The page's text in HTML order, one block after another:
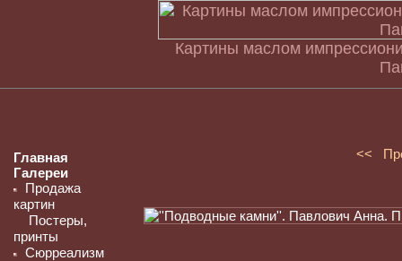
Картины маслом
Главная
Галереи
Продажа
картин
Постеры,
принты
Сюрреализм
<<